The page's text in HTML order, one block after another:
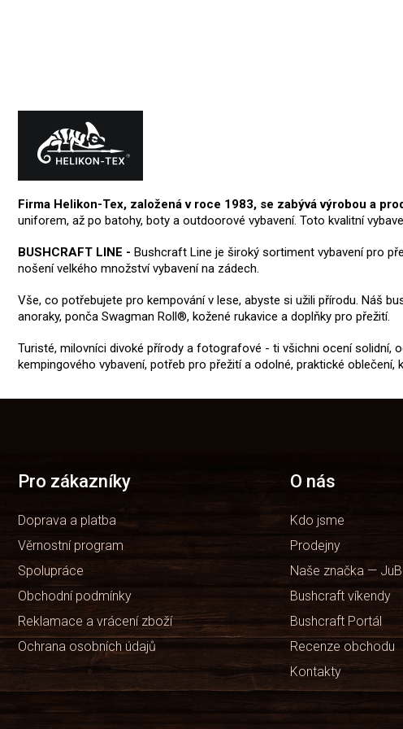
Firma Helikon-Tex, založená v roce 1983, se zabývá výrobou a
uniforem, až po batohy, boty a outdoorové vybavení. Toto kvalitní
BUSHCRAFT LINE - Bushcraft Line je široký sortiment vybavení pro
nošení velkého množství vybavení na zádech.
Vše, co potřebujete pro kempování v lese, abyste si užili přírodu. Náš
anoraky, ponča Swagman Roll®, kožené rukavice a doplňky pro přežití.
Turisté, milovníci divoké přírody a fotografové - ti všichni ocení solidní,
kempingového vybavení, potřeb pro přežití a odolné, praktické
Pro zákazníky
Doprava a platba
Věrnostní program
Spolupráce
Obchodní podmínky
Reklamace a vrácení zboží
Ochrana osobních údajů
O nás
Kdo jsme
Prodejny
Naše značka —
Bushcraft víkendy
Bushcraft Portál
Recenze obchodu
Kontakty